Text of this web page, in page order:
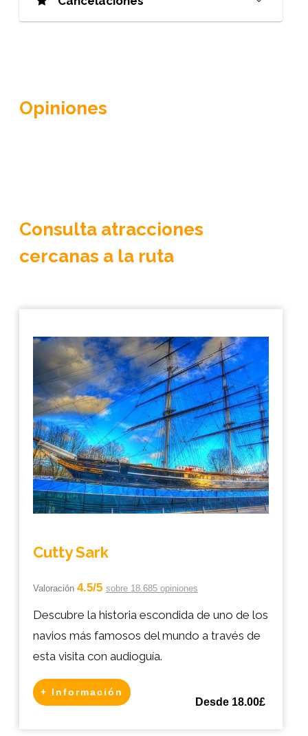
Opiniones
Consulta atracciones
cercanas a la ruta
Cutty Sark
Valoración 4.5/5 sobre 18.685 opiniones
Descubre la historia escondida de uno de los
navios más famosos del mundo a través de
esta visita con audioguía.
+ Información
Desde 18.00£